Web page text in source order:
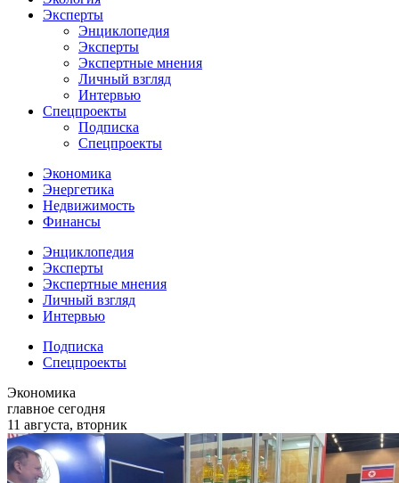
Эксперты
Энциклопедия
Эксперты
Экспертные мнения
Личный взгляд
Интервью
Спецпроекты
Подписка
Спецпроекты
Экономика
Энергетика
Недвижимость
Финансы
Энциклопедия
Эксперты
Экспертные мнения
Личный взгляд
Интервью
Подписка
Спецпроекты
Экономика
главное сегодня
11 августа, вторник